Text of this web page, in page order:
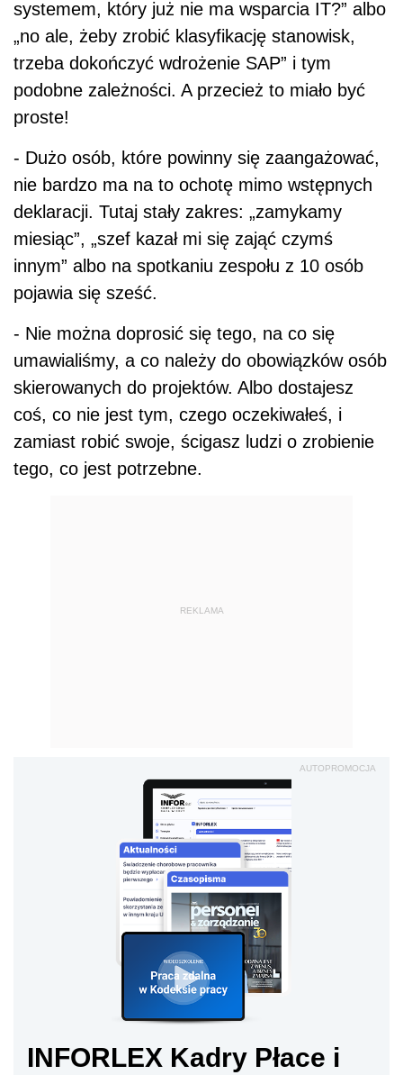
systemem, który już nie ma wsparcia IT?” albo
„no ale, żeby zrobić klasyfikację stanowisk,
trzeba dokończyć wdrożenie SAP” i tym
podobne zależności. A przecież to miało być
proste!
- Dużo osób, które powinny się zaangażować,
nie bardzo ma na to ochotę mimo wstępnych
deklaracji. Tutaj stały zakres: „zamykamy
miesiąc”, „szef kazał mi się zająć czymś
innym” albo na spotkaniu zespołu z 10 osób
pojawia się sześć.
- Nie można doprosić się tego, na co się
umawialiśmy, a co należy do obowiązków osób
skierowanych do projektów. Albo dostajesz
coś, co nie jest tym, czego oczekiwałeś, i
zamiast robić swoje, ścigasz ludzi o zrobienie
tego, co jest potrzebne.
REKLAMA
AUTOPROMOCJA
INFORLEX Kadry Płace i